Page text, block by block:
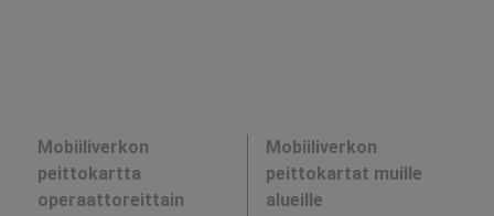
Mobiiliverkon
peittokartta
operaattoreittain
Mobiiliverkon
peittokartat muille
alueille